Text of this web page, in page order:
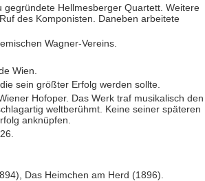
Hellmesberger Quartett. Weitere
des Komponisten. Daneben arbeitete
Wagner-Vereins.
Wien.
, die sein größter Erfolg werden sollte.
Hofoper. Das Werk traf musikalisch den
weltberühmt. Keine seiner späteren
anknüpfen.
Das Heimchen am Herd (1896).